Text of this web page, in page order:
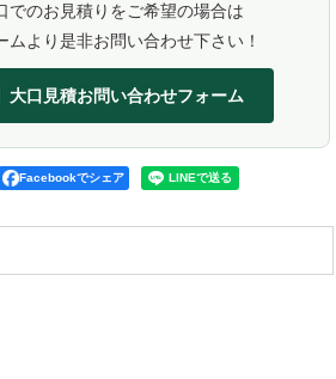
でのお見積りをご希望の場合は
ムより是非お問い合わせ下さい！
大口見積お問い合わせフォーム
Facebookでシェア